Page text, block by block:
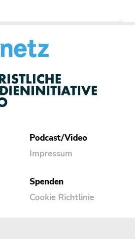
Podcast/Video
Impressum
Spenden
Cookie Richtlinie